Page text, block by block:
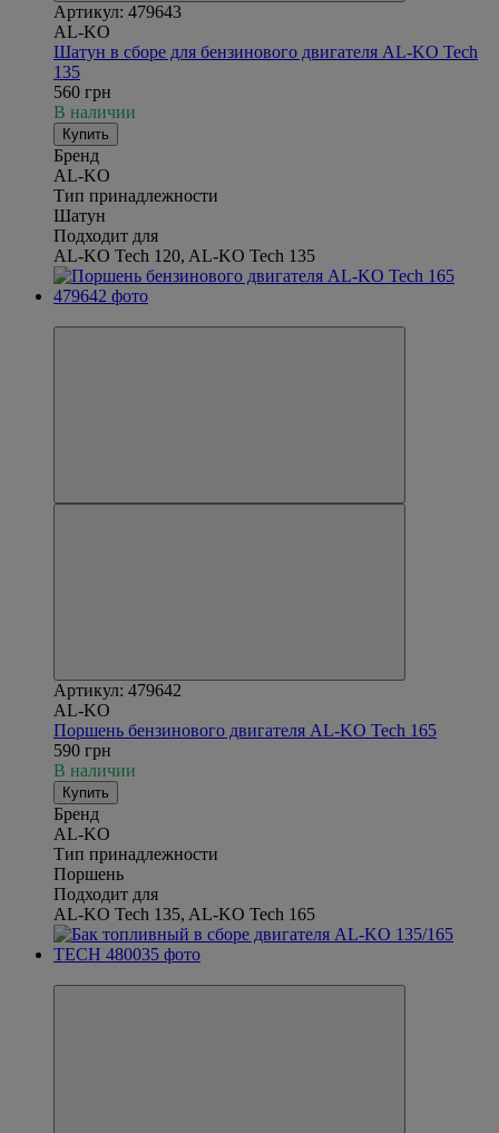
Артикул: 479643
AL-KO
Шатун в сборе для бензинового двигателя AL-KO Tech
135
560 грн
В наличии
Купить
Бренд
AL-KO
Тип принадлежности
Шатун
Подходит для
AL-KO Tech 120, AL-KO Tech 135
Артикул: 479642
AL-KO
Поршень бензинового двигателя AL-KO Tech 165
590 грн
В наличии
Купить
Бренд
AL-KO
Тип принадлежности
Поршень
Подходит для
AL-KO Tech 135, AL-KO Tech 165